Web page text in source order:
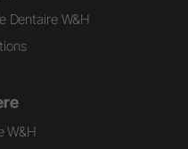
Dentaire W&H
W&H